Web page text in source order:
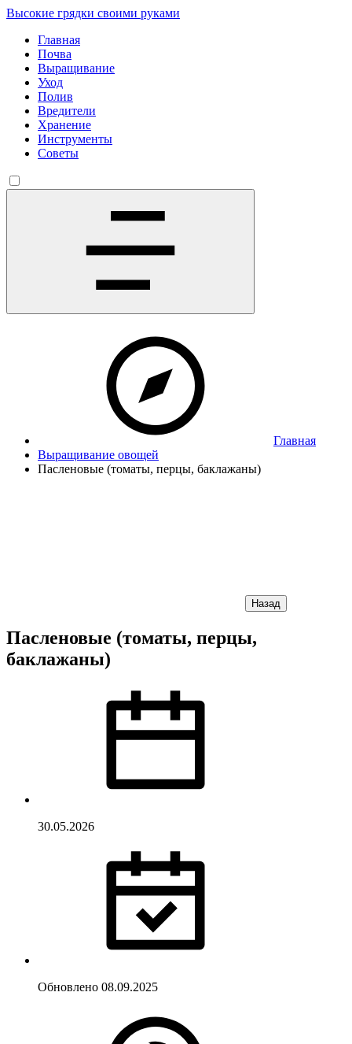
Высокие грядки своими руками
Главная
Почва
Выращивание
Уход
Полив
Вредители
Хранение
Инструменты
Советы
Главная
Выращивание овощей
Пасленовые (томаты, перцы, баклажаны)
Назад
Пасленовые (томаты, перцы,
баклажаны)
30.05.2026
Обновлено 08.09.2025